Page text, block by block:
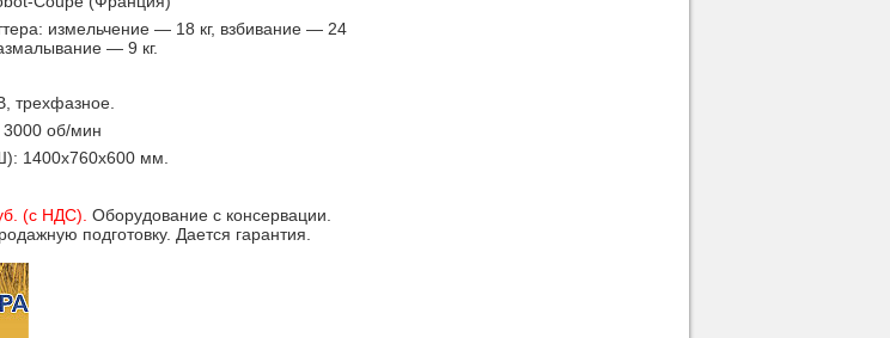
измельчение — 18 кг, взбивание — 24
— 9 кг.
трехфазное.
3000 об/мин
1400х760х600 мм.
(с НДС). Оборудование c консервации.
подготовку. Дается гарантия.